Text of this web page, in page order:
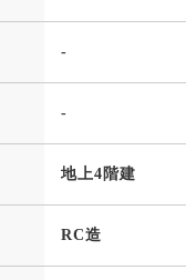
-
-
地上4階建
RC造